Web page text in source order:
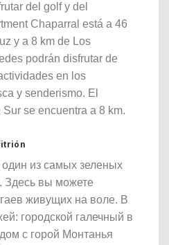
del golf y del
Chaparral está a 46
y a 8 km de Los
podrán disfrutar de
en los
y senderismo. El
se encuentra a 8 km.
из самых зеленых
Здесь вы можете
живущих на воле. В
городской галечный в
с горой Монтанья